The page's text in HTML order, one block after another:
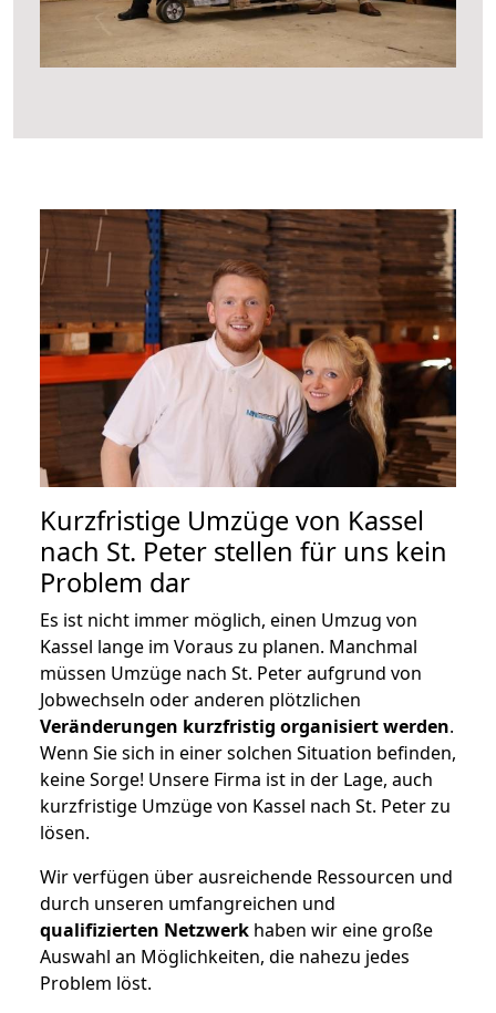
Kurzfristige Umzüge von Kassel
nach St. Peter stellen für uns kein
Problem dar
Es ist nicht immer möglich, einen Umzug von
Kassel lange im Voraus zu planen. Manchmal
müssen Umzüge nach St. Peter aufgrund von
Jobwechseln oder anderen plötzlichen
Veränderungen kurzfristig organisiert werden.
Wenn Sie sich in einer solchen Situation befinden,
keine Sorge! Unsere Firma ist in der Lage, auch
kurzfristige Umzüge von Kassel nach St. Peter zu
lösen.
Wir verfügen über ausreichende Ressourcen und
durch unseren umfangreichen und
qualifizierten Netzwerk haben wir eine große
Auswahl an Möglichkeiten, die nahezu jedes
Problem löst.